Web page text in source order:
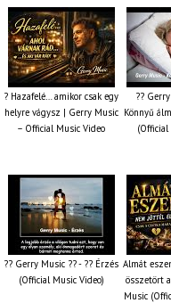
? Hazafelé… amikor csak egy
helyre vágysz | Gerry Music
– Official Music Video
??
Könnyű
(Official
?? Gerry Music ?? - ?? Érzés
(Official Music Video)
Almát
összetört
Music